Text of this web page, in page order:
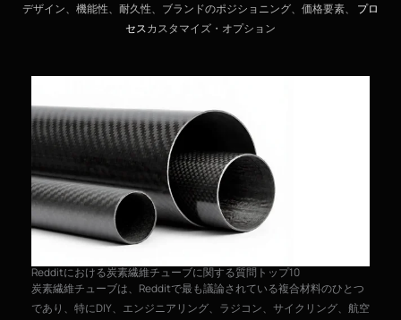
デザイン、機能性、耐久性、ブランドのポジショニング、価格要素、 プロ
セスカスタマイズ・オプション
Redditにおける炭素繊維チューブに関する質問トップ10
炭素繊維チューブは、Redditで最も議論されている複合材料のひとつ
であり、特にDIY、エンジニアリング、ラジコン、サイクリング、航空